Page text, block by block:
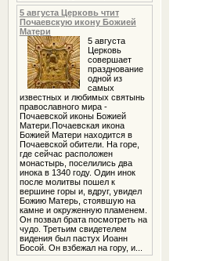
5 августа Церковь чтит
Почаевскую икону Божией
Матери
5 августа
Церковь
совершает
празднование
одной из
самых
известных и любимых святынь
православного мира -
Почаевской иконы Божией
Матери.Почаевская икона
Божией Матери находится в
Почаевской обители. На горе,
где сейчас расположен
монастырь, поселились два
инока в 1340 году. Один инок
после молитвы пошел к
вершине горы и, вдруг, увидел
Божию Матерь, стоявшую на
камне и окруженную пламенем.
Он позвал брата посмотреть на
чудо. Третьим свидетелем
видения был пастух Иоанн
Босой. Он взбежал на гору, и...